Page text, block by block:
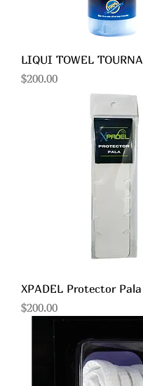
LIQUI TOWEL TOURNA
Precio
$200.00
XPADEL Protector Pala
Precio
$200.00